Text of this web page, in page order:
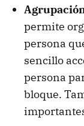
permite
persona
sencillo
persona
bloque.